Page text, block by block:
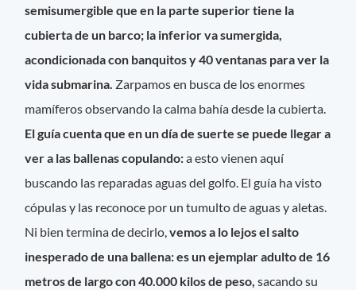
semisumergible que en la parte superior tiene la
cubierta de un barco; la inferior va sumergida,
acondicionada con banquitos y 40 ventanas para ver la
vida submarina. Zarpamos en busca de los enormes
mamíferos observando la calma bahía desde la cubierta.
El guía cuenta que en un día de suerte se puede llegar a
ver a las ballenas copulando:a esto vienen aquí
buscando las reparadas aguas del golfo. El guía ha visto
cópulas y las reconoce por un tumulto de aguas y aletas.
Ni bien termina de decirlo,vemos a lo lejos el salto
inesperado de una ballena: es un ejemplar adulto de 16
metros de largo con 40.000 kilos de peso, sacando su